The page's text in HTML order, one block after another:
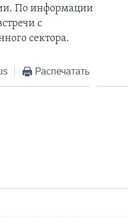
По информации
с
сектора.
Распечатать